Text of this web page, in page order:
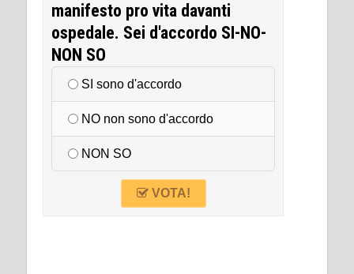
manifesto pro vita davanti
ospedale. Sei d'accordo SI-NO-
NON SO
SI sono d'accordo
NO non sono d'accordo
NON SO
VOTA!